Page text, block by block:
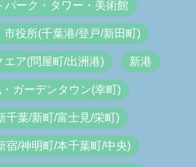
パーク・タワー・美術館
市役所(千葉港/登戸/新田町)
エア(問屋町/出洲港) 新港
ガーデンタウン(幸町)
千葉/新町/富士見/栄町)
宿/神明町/本千葉町/中央)